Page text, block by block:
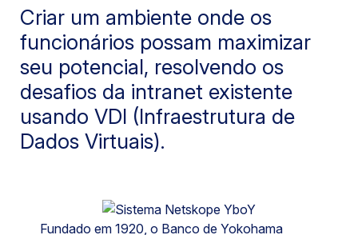
Criar um ambiente onde os
funcionários possam maximizar
seu potencial, resolvendo os
desafios da intranet existente
usando VDI (Infraestrutura de
Dados Virtuais).
Fundado em 1920, o Banco de Yokohama